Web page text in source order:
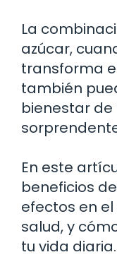
La
azúcar,
transforma
también
bienestar
En este
beneficios
efectos en
salud, y
tu vida diaria.